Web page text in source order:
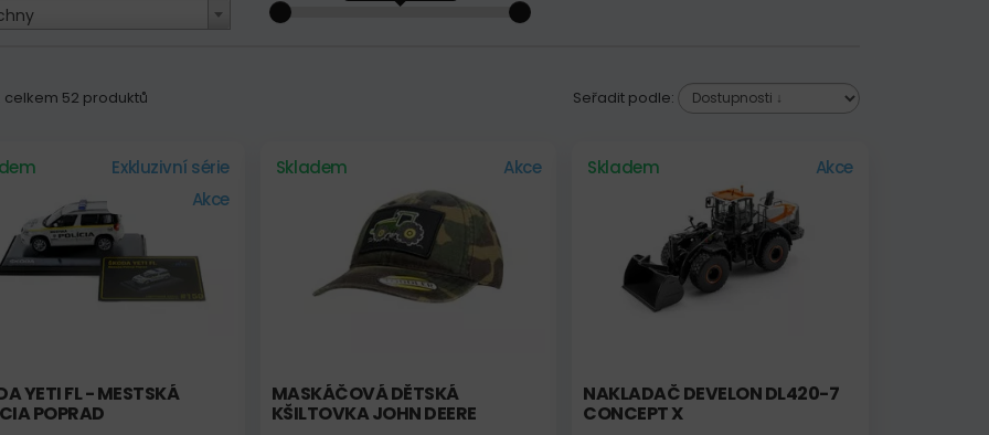
celkem 52 produktů Seřadit podle:
Exkluzivní série
Akce
YETI FL - MESTSKÁ
POPRAD
Skladem Akce
MASKÁČOVÁ DĚTSKÁ
KŠILTOVKA JOHN DEERE
Skladem Akce
NAKLADAČ DEVELON DL420-7
CONCEPT X